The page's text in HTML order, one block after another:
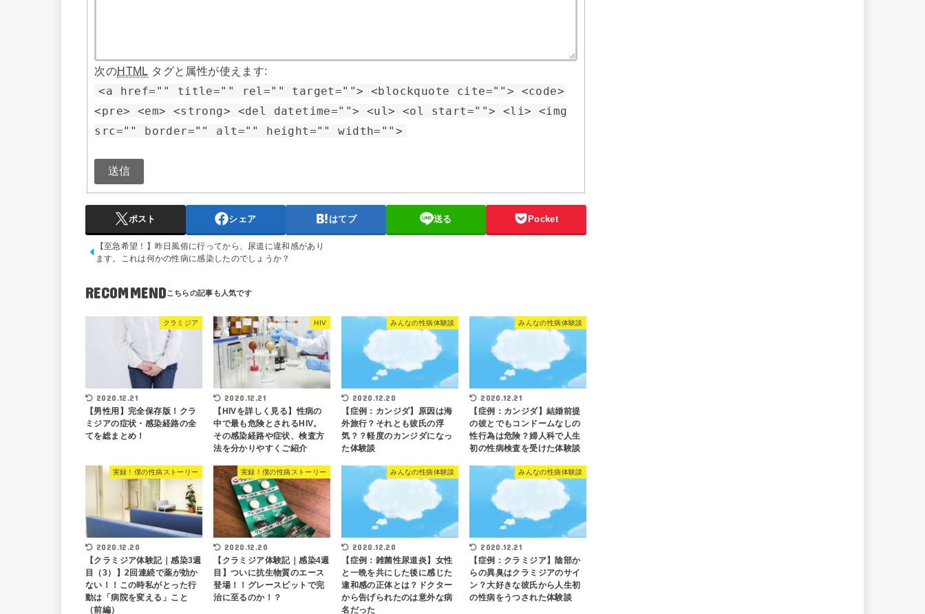
次のHTML タグと属性が使えます:
<a href="" title="" rel="" target=""> <blockquote cite=""> <code>
<pre> <em> <strong> <del datetime=""> <ul> <ol start=""> <li> <img
src="" border="" alt="" height="" width="">
送信
ポスト シェア はてブ 送る Pocket
【至急希望！】昨日風俗に行ってから、尿道に違和感があり
ます。これは何かの性病に感染したのでしょうか？
RECOMMEND
クラミジア
2020.12.21
【男性用】完全保存版！クラ
ミジアの症状・感染経路の全
てを総まとめ！
HIV
2020.12.21
【HIVを詳しく見る】性病の
中で最も危険とされるHIV。
その感染経路や症状、検査方
法を分かりやすくご紹介
みんなの性病体験談
2020.12.20
【症例：カンジダ】原因は海
外旅行？それとも彼氏の浮
気？？軽度のカンジダになっ
た体験談
みんなの性病体験談
2020.12.21
【症例：カンジダ】結婚前提
の彼とでもコンドームなしの
性行為は危険？婦人科で人生
初の性病検査を受けた体験談
実録！僕の性病ストーリー
2020.12.20
【クラミジア体験記｜感染3週
目（3）】2回連続で薬が効か
ない！！この時私がとった行
動は「病院を変える」こと
（前編）
実録！僕の性病ストーリー
2020.12.20
【クラミジア体験記｜感染4週
目】ついに抗生物質のエース
登場！！グレースビットで完
治に至るのか！？
みんなの性病体験談
2020.12.20
【症例：雑菌性尿道炎】女性
と一晩を共にした後に感じた
違和感の正体とは？ドクター
から告げられたのは意外な病
名だった
みんなの性病体験談
2020.12.21
【症例：クラミジア】陰部か
らの異臭はクラミジアのサイ
ン？大好きな彼氏から人生初
の性病をうつされた体験談